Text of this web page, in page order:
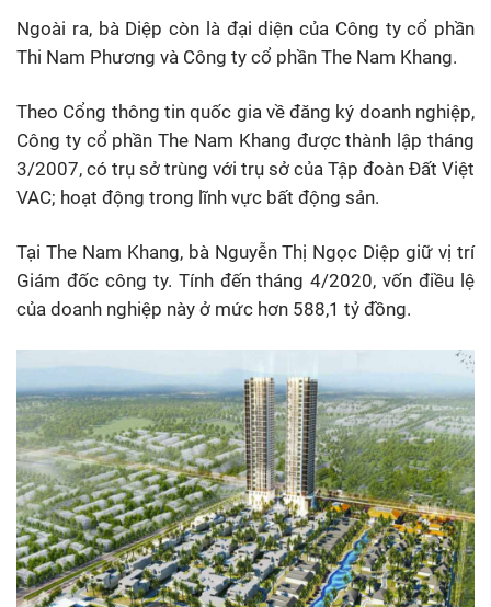
Ngoài ra, bà Diệp còn là đại diện của Công ty cổ phần
Thi Nam Phương và Công ty cổ phần The Nam Khang.
Theo Cổng thông tin quốc gia về đăng ký doanh nghiệp,
Công ty cổ phần The Nam Khang được thành lập tháng
3/2007, có trụ sở trùng với trụ sở của Tập đoàn Đất Việt
VAC; hoạt động trong lĩnh vực bất động sản.
Tại The Nam Khang, bà Nguyễn Thị Ngọc Diệp giữ vị trí
Giám đốc công ty. Tính đến tháng 4/2020, vốn điều lệ
của doanh nghiệp này ở mức hơn 588,1 tỷ đồng.